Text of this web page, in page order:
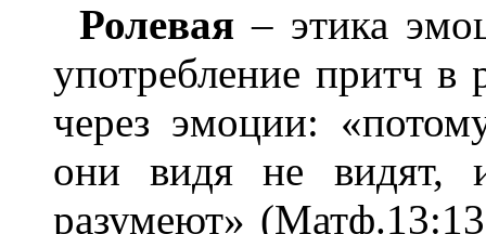
Ролевая – этика
употребление притч в
через эмоции:
они видя не
разумеют»